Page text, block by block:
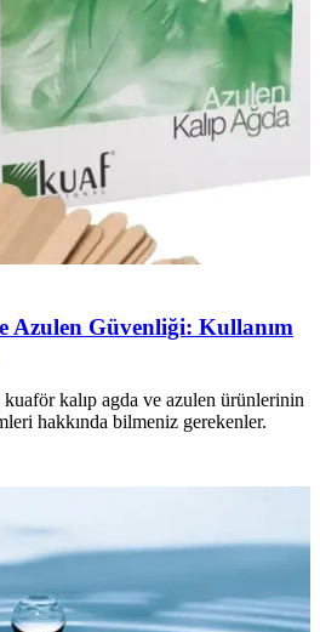
Azulen Güvenliği: Kullanım
kalıp agda ve azulen ürünlerinin
hakkında bilmeniz gerekenler.